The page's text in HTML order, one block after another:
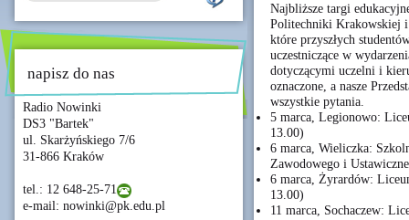
napisz do nas
Radio Nowinki
DS3 "Bartek"
ul. Skarżyńskiego 7/6
31-866 Kraków
tel.: 12 648-25-71
e-mail: nowinki@pk.edu.pl
Najbliższe targi
Politechniki Krakowskiej i
które przyszłych
uczestniczące w
dotyczącymi uczelni i
oznaczone, a nasze
wszystkie pytania.
5 marca, Legionowo:
13.00)
6 marca, Wieliczka:
Zawodowego i
6 marca, Żyrardów:
13.00)
11 marca, Sochaczew: